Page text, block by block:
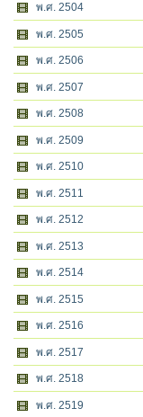
พ.ศ. 2504
พ.ศ. 2505
พ.ศ. 2506
พ.ศ. 2507
พ.ศ. 2508
พ.ศ. 2509
พ.ศ. 2510
พ.ศ. 2511
พ.ศ. 2512
พ.ศ. 2513
พ.ศ. 2514
พ.ศ. 2515
พ.ศ. 2516
พ.ศ. 2517
พ.ศ. 2518
พ.ศ. 2519